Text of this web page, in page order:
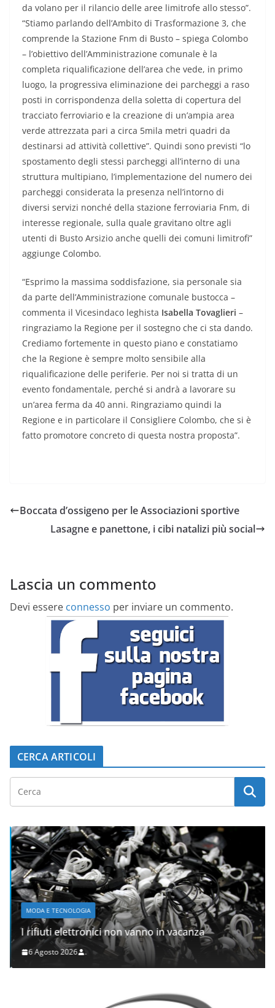
da volano per il rilancio delle aree limitrofe allo stesso”.
“Stiamo parlando dell’Ambito di Trasformazione 3, che
comprende la Stazione Fnm di Busto – spiega Colombo
– l’obiettivo dell’Amministrazione comunale è la
completa riqualificazione dell’area che vede, in primo
luogo, la progressiva eliminazione dei parcheggi a raso
posti in corrispondenza della soletta di copertura del
tracciato ferroviario e la creazione di un’ampia area
verde attrezzata pari a circa 5mila metri quadri da
destinarsi ad attività collettive”. Quindi sono previsti “lo
spostamento degli stessi parcheggi all’interno di una
struttura multipiano, l’implementazione del numero dei
parcheggi considerata la presenza nell’intorno di
diversi servizi nonché della stazione ferroviaria Fnm, di
interesse regionale, sulla quale gravitano oltre agli
utenti di Busto Arsizio anche quelli dei comuni limitrofi”
aggiunge Colombo.
“Esprimo la massima soddisfazione, sia personale sia
da parte dell’Amministrazione comunale bustocca –
commenta il Vicesindaco leghista Isabella Tovaglieri –
ringraziamo la Regione per il sostegno che ci sta dando.
Crediamo fortemente in questo piano e constatiamo
che la Regione è sempre molto sensibile alla
riqualificazione delle periferie. Per noi si tratta di un
evento fondamentale, perché si andrà a lavorare su
un’area ferma da 40 anni. Ringraziamo quindi la
Regione e in particolare il Consigliere Colombo, che si è
fatto promotore concreto di questa nostra proposta”.
Boccata d’ossigeno per le Associazioni sportive
Lasagne e panettone, i cibi natalizi più social
Lascia un commento
Devi essere connesso per inviare un commento.
CERCA ARTICOLI
MODA E TECNOLOGIA
I rifiuti elettronici non vanno in vacanza
6 Agosto 2026 .